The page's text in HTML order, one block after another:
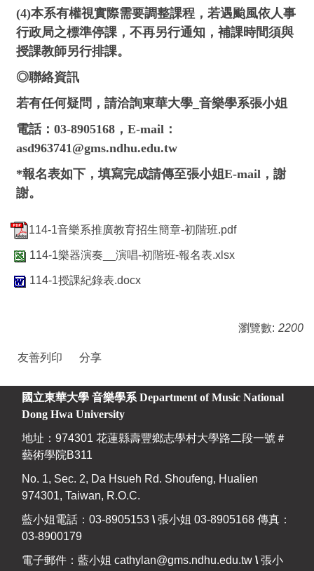
(4)本系有權視實際需要調整課程，若遇颱風依人事
行政局之標準停課，不再另行通知，補課時間須與
授課教師另行排課。
◎聯絡資訊
若有任何疑問，請洽詢東華大學_音樂學系張小姐
電話：03-8905168，E-mail：
asd963741@gms.ndhu.edu.tw
*報名表如下，填寫完成請傳至張小姐E-mail，謝
謝。
114-1音樂系推廣教育招生簡章-初階班.pdf
114-1樂器演奏__演唱-初階班-報名表.xlsx
114-1授課紀錄表.docx
瀏覽數: 2200
友善列印 分享
國立東華大學 音樂學系 Department of Music National
Dong Hwa University
地址：974301 花蓮縣壽豐鄉志學村大學路二段一號＃
藝術學院B311
No. 1, Sec. 2, Da Hsueh Rd. Shoufeng, Hualien
974301, Taiwan, R.O.C.
藍小姐電話：03-8905153 \ 張小姐 03-8905168 傳真：
03-8900179
電子郵件：藍小姐 cathylan@gms.ndhu.edu.tw \ 張小